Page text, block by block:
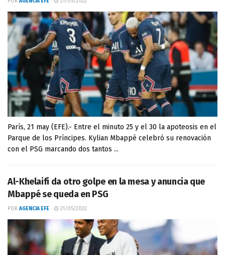
París, 21 may (EFE).- Entre el minuto 25 y el 30 la apoteosis en el
Parque de los Príncipes. Kylian Mbappé celebró su renovación
con el PSG marcando dos tantos ...
Al-Khelaifi da otro golpe en la mesa y anuncia que
Mbappé se queda en PSG
POR AGENCIA EFE 21/05/2022